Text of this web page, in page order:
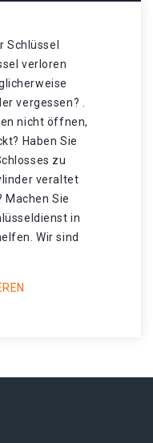
Schlüssel
verloren
vergessen? .
nicht öffnen,
Haben Sie
zu
veraltet
Machen Sie
in
Wir sind